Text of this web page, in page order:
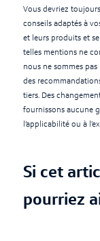
Vous devriez
conseils adaptés à
et leurs produits et
telles mentions ne
nous ne sommes
des
tiers. Des
fournissons aucune
l’applicabilité ou à
Si cet
pourriez